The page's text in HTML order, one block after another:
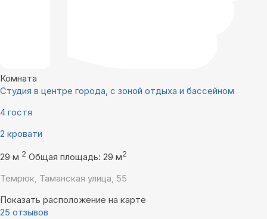
Комната
Студия в центре города, с зоной отдыха и бассейном
4 гостя
2 кровати
29 м 2 Общая площадь: 29 м2
Темрюк, Таманская улица, 55
Показать расположение на карте
25 отзывов